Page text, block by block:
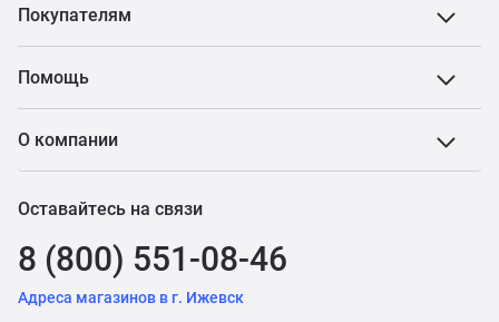
Покупателям
Помощь
О компании
Оставайтесь на связи
8 (800) 551-08-46
Адреса магазинов в г. Ижевск